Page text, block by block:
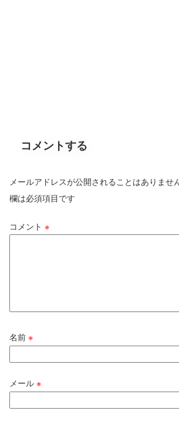
コメントする
メールアドレスが公開されることはありません
欄は必須項目です
コメント ※
名前※
メール※